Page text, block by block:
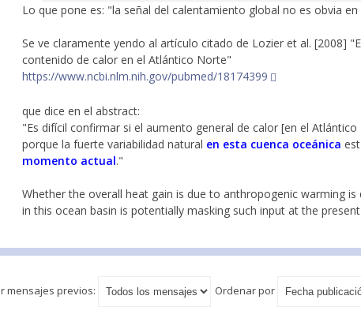
Lo que pone es: "la señal del calentamiento global no es obvia
Se ve claramente yendo al artículo citado de Lozier et al. [2008]
contenido de calor en el Atlántico Norte"
https://www.ncbi.nlm.nih.gov/pubmed/18174399
que dice en el abstract:
"Es difícil confirmar si el aumento general de calor [en el
porque la fuerte variabilidad natural en esta cuenca oceánica
momento actual."
Whether the overall heat gain is due to anthropogenic warming
in this ocean basin is potentially masking such input at the
mensajes previos: Ordenar por